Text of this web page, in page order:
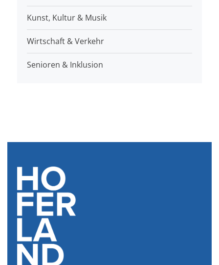
Kunst, Kultur & Musik
Wirtschaft & Verkehr
Senioren & Inklusion